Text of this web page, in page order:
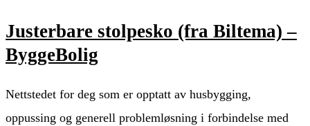
Justerbare stolpesko (fra Biltema) –
ByggeBolig
Nettstedet for deg som er opptatt av husbygging,
oppussing og generell problemløsning i forbindelse med